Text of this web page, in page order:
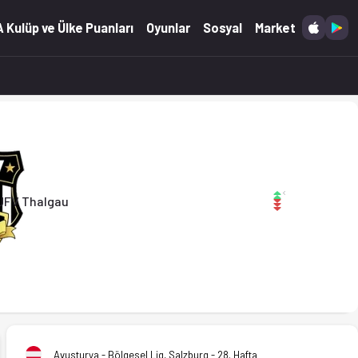
Kulüp ve Ülke Puanları Oyunlar Sosyal Market
Thalgau
Avusturya - Bölgesel Lig, Salzburg - 28. Hafta